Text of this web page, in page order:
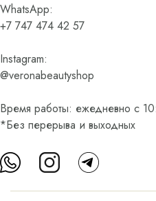
WhatsApp:
+7 747 474 42 57
Instagram:
@veronabeautyshop
Время работы: ежедневно с
*Без перерыва и выходных